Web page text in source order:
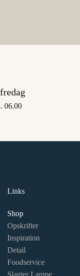
06.00
Links
Shop
Opskrifter
Inspiration
Detail
Foodservice